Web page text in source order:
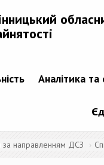
Аналітика та
за направленням ДСЗ